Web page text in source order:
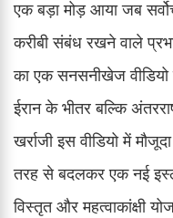
एक बड़ा मोड़ आया जब
करीबी संबंध रखने वाले
का एक सनसनीखेज
ईरान के भीतर बल्कि
खर्राजी इस वीडियो में
तरह से बदलकर एक नई
विस्तृत और महत्वाकांक्षी